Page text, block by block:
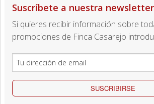
Suscríbete a nuestra newsletter
Si quieres recibir información sobre
promociones de Finca Casarejo
SUSCRIBIRSE